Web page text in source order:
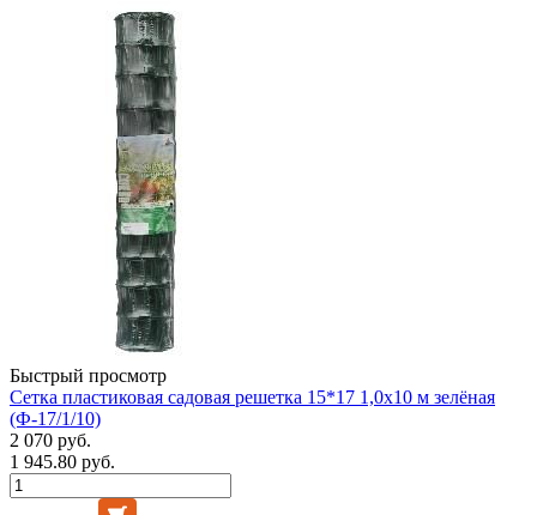
Быстрый просмотр
Сетка пластиковая садовая решетка 15*17 1,0х10 м зелёная
(Ф-17/1/10)
2 070 руб.
1 945.80 руб.